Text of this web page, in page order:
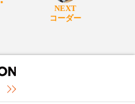
NEXT
コーダー